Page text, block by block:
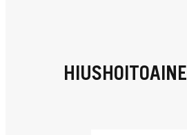
HIUSHOITOAINE